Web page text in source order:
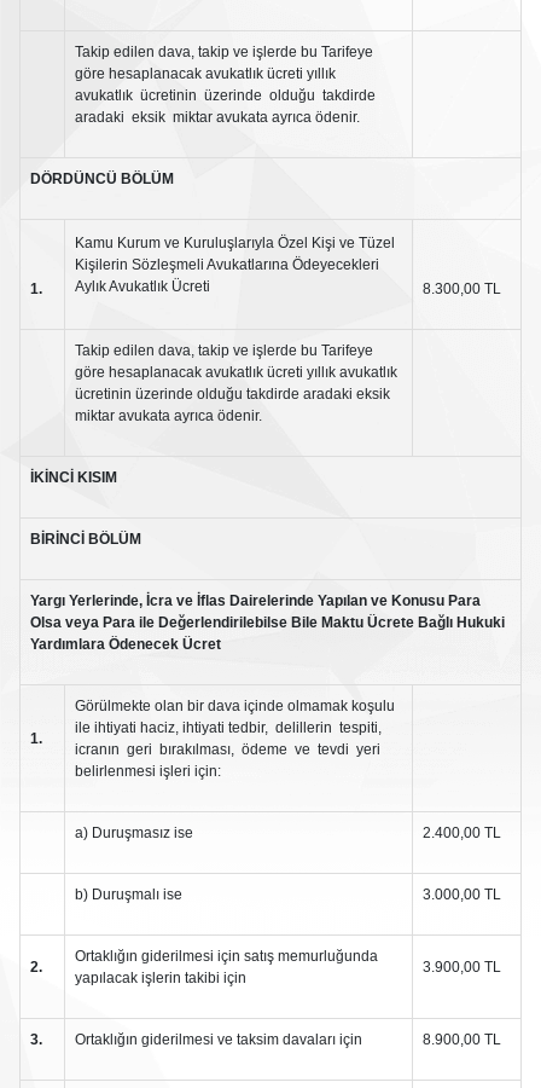
Takip edilen dava, takip ve işlerde bu Tarifeye
göre hesaplanacak avukatlık ücreti yıllık
avukatlık ücretinin üzerinde olduğu takdirde
aradaki eksik miktar avukata ayrıca ödenir.
DÖRDÜNCÜ BÖLÜM
1.
Kamu Kurum ve Kuruluşlarıyla Özel Kişi ve Tüzel
Kişilerin Sözleşmeli Avukatlarına Ödeyecekleri
Aylık Avukatlık Ücreti
8.300,00 TL
Takip edilen dava, takip ve işlerde bu Tarifeye
göre hesaplanacak avukatlık ücreti yıllık avukatlık
ücretinin üzerinde olduğu takdirde aradaki eksik
miktar avukata ayrıca ödenir.
İKİNCİ KISIM
BİRİNCİ BÖLÜM
Yargı Yerlerinde, İcra ve İflas Dairelerinde Yapılan ve Konusu Para
Olsa veya Para ile Değerlendirilebilse Bile Maktu Ücrete Bağlı Hukuki
Yardımlara Ödenecek Ücret
1.
Görülmekte olan bir dava içinde olmamak koşulu
ile ihtiyati haciz, ihtiyati tedbir, delillerin tespiti,
icranın geri bırakılması, ödeme ve tevdi yeri
belirlenmesi işleri için:
a) Duruşmasız ise 2.400,00 TL
b) Duruşmalı ise 3.000,00 TL
2.
Ortaklığın giderilmesi için satış memurluğunda
yapılacak işlerin takibi için
3.900,00 TL
3. Ortaklığın giderilmesi ve taksim davaları için 8.900,00 TL